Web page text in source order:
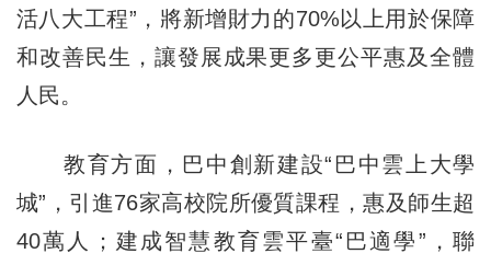
活八大工程”，將新增財力的70%以上用於保障
和改善民生，讓發展成果更多更公平惠及全體
人民。
教育方面，巴中創新建設“巴中雲上大學
城”，引進76家高校院所優質課程，惠及師生超
40萬人；建成智慧教育雲平臺“巴適學”，聯